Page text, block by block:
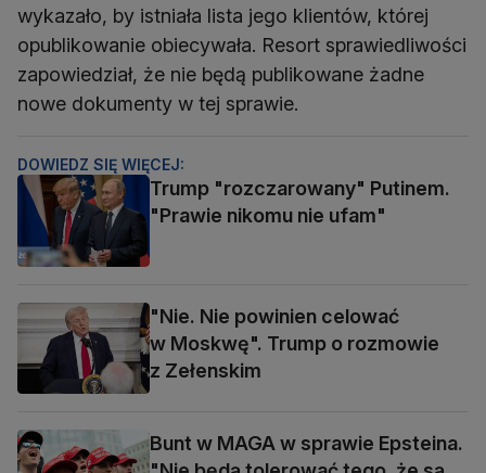
wykazało, by istniała lista jego klientów, której
opublikowanie obiecywała. Resort sprawiedliwości
zapowiedział, że nie będą publikowane żadne
nowe dokumenty w tej sprawie.
DOWIEDZ SIĘ WIĘCEJ:
Trump "rozczarowany" Putinem.
"Prawie nikomu nie ufam"
"Nie. Nie powinien celować
w Moskwę". Trump o rozmowie
z Zełenskim
Bunt w MAGA w sprawie Epsteina.